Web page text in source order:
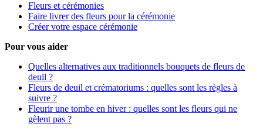
Fleurs et cérémonies
Faire livrer des fleurs pour la cérémonie
Créer votre espace cérémonie
Pour vous aider
Quelles alternatives aux traditionnels bouquets de fleurs de
deuil ?
Fleurs de deuil et crématoriums : quelles sont les règles à
suivre ?
Fleurir une tombe en hiver : quelles sont les fleurs qui ne
gèlent pas ?